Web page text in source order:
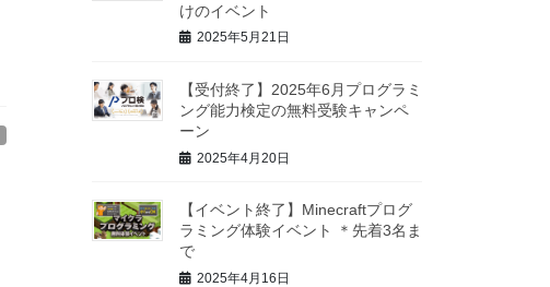
けのイベント
2025年5月21日
【受付終了】2025年6月プログラミ
ング能力検定の無料受験キャンペ
ーン
2025年4月20日
【イベント終了】Minecraftプログ
ラミング体験イベント ＊先着3名ま
で
2025年4月16日